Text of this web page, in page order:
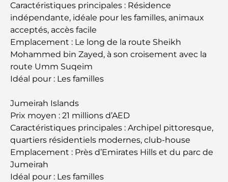
Les Mercedes les plus chères jamais créées
Déménager à Dubaï depuis l'Australie : Guide
complet du déménagement
une escapade haut de gamme
Les voitures les plus chères de Tesla : l'innovation
au service de la performance
Restaurants Al Wasl : les restaurants les plus
célèbres de Dubaï
Caractéristiques principales : Résidence
indépendante, idéale pour les familles, animaux
acceptés, accès facile
Emplacement : Le long de la route Sheikh
Mohammed bin Zayed, à son croisement avec la
route Umm Suqeim
Idéal pour : Les familles
Jumeirah Islands
Prix moyen : 21 millions d’AED
Caractéristiques principales : Archipel pittoresque,
quartiers résidentiels modernes, club-house
Emplacement : Près d’Emirates Hills et du parc de
Jumeirah
Idéal pour : Les familles